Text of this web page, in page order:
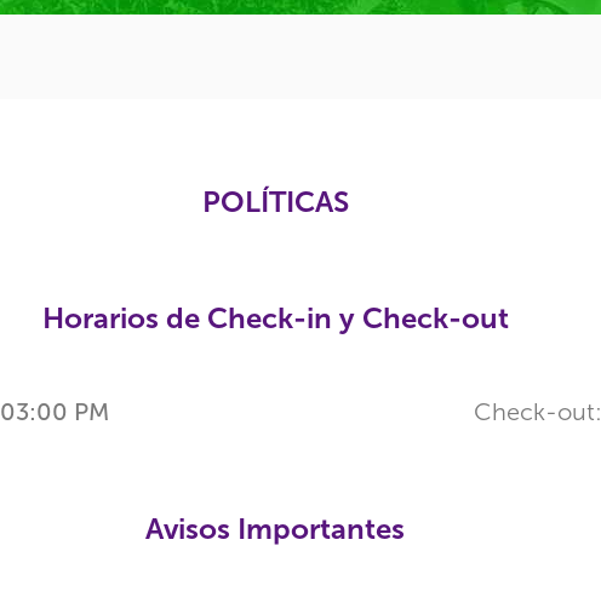
POLÍTICAS
Horarios de Check-in y Check-out
03:00 PM Check-out:
Avisos Importantes